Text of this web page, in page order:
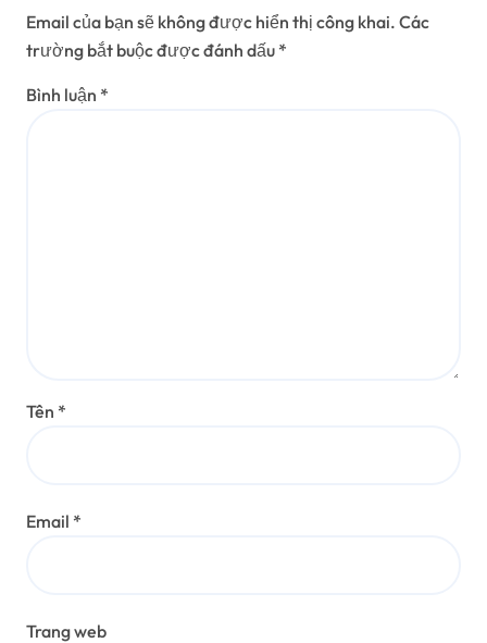
Email của bạn sẽ không được hiển thị công khai. Các
trường bắt buộc được đánh dấu *
Bình luận *
Tên *
Email *
Trang web